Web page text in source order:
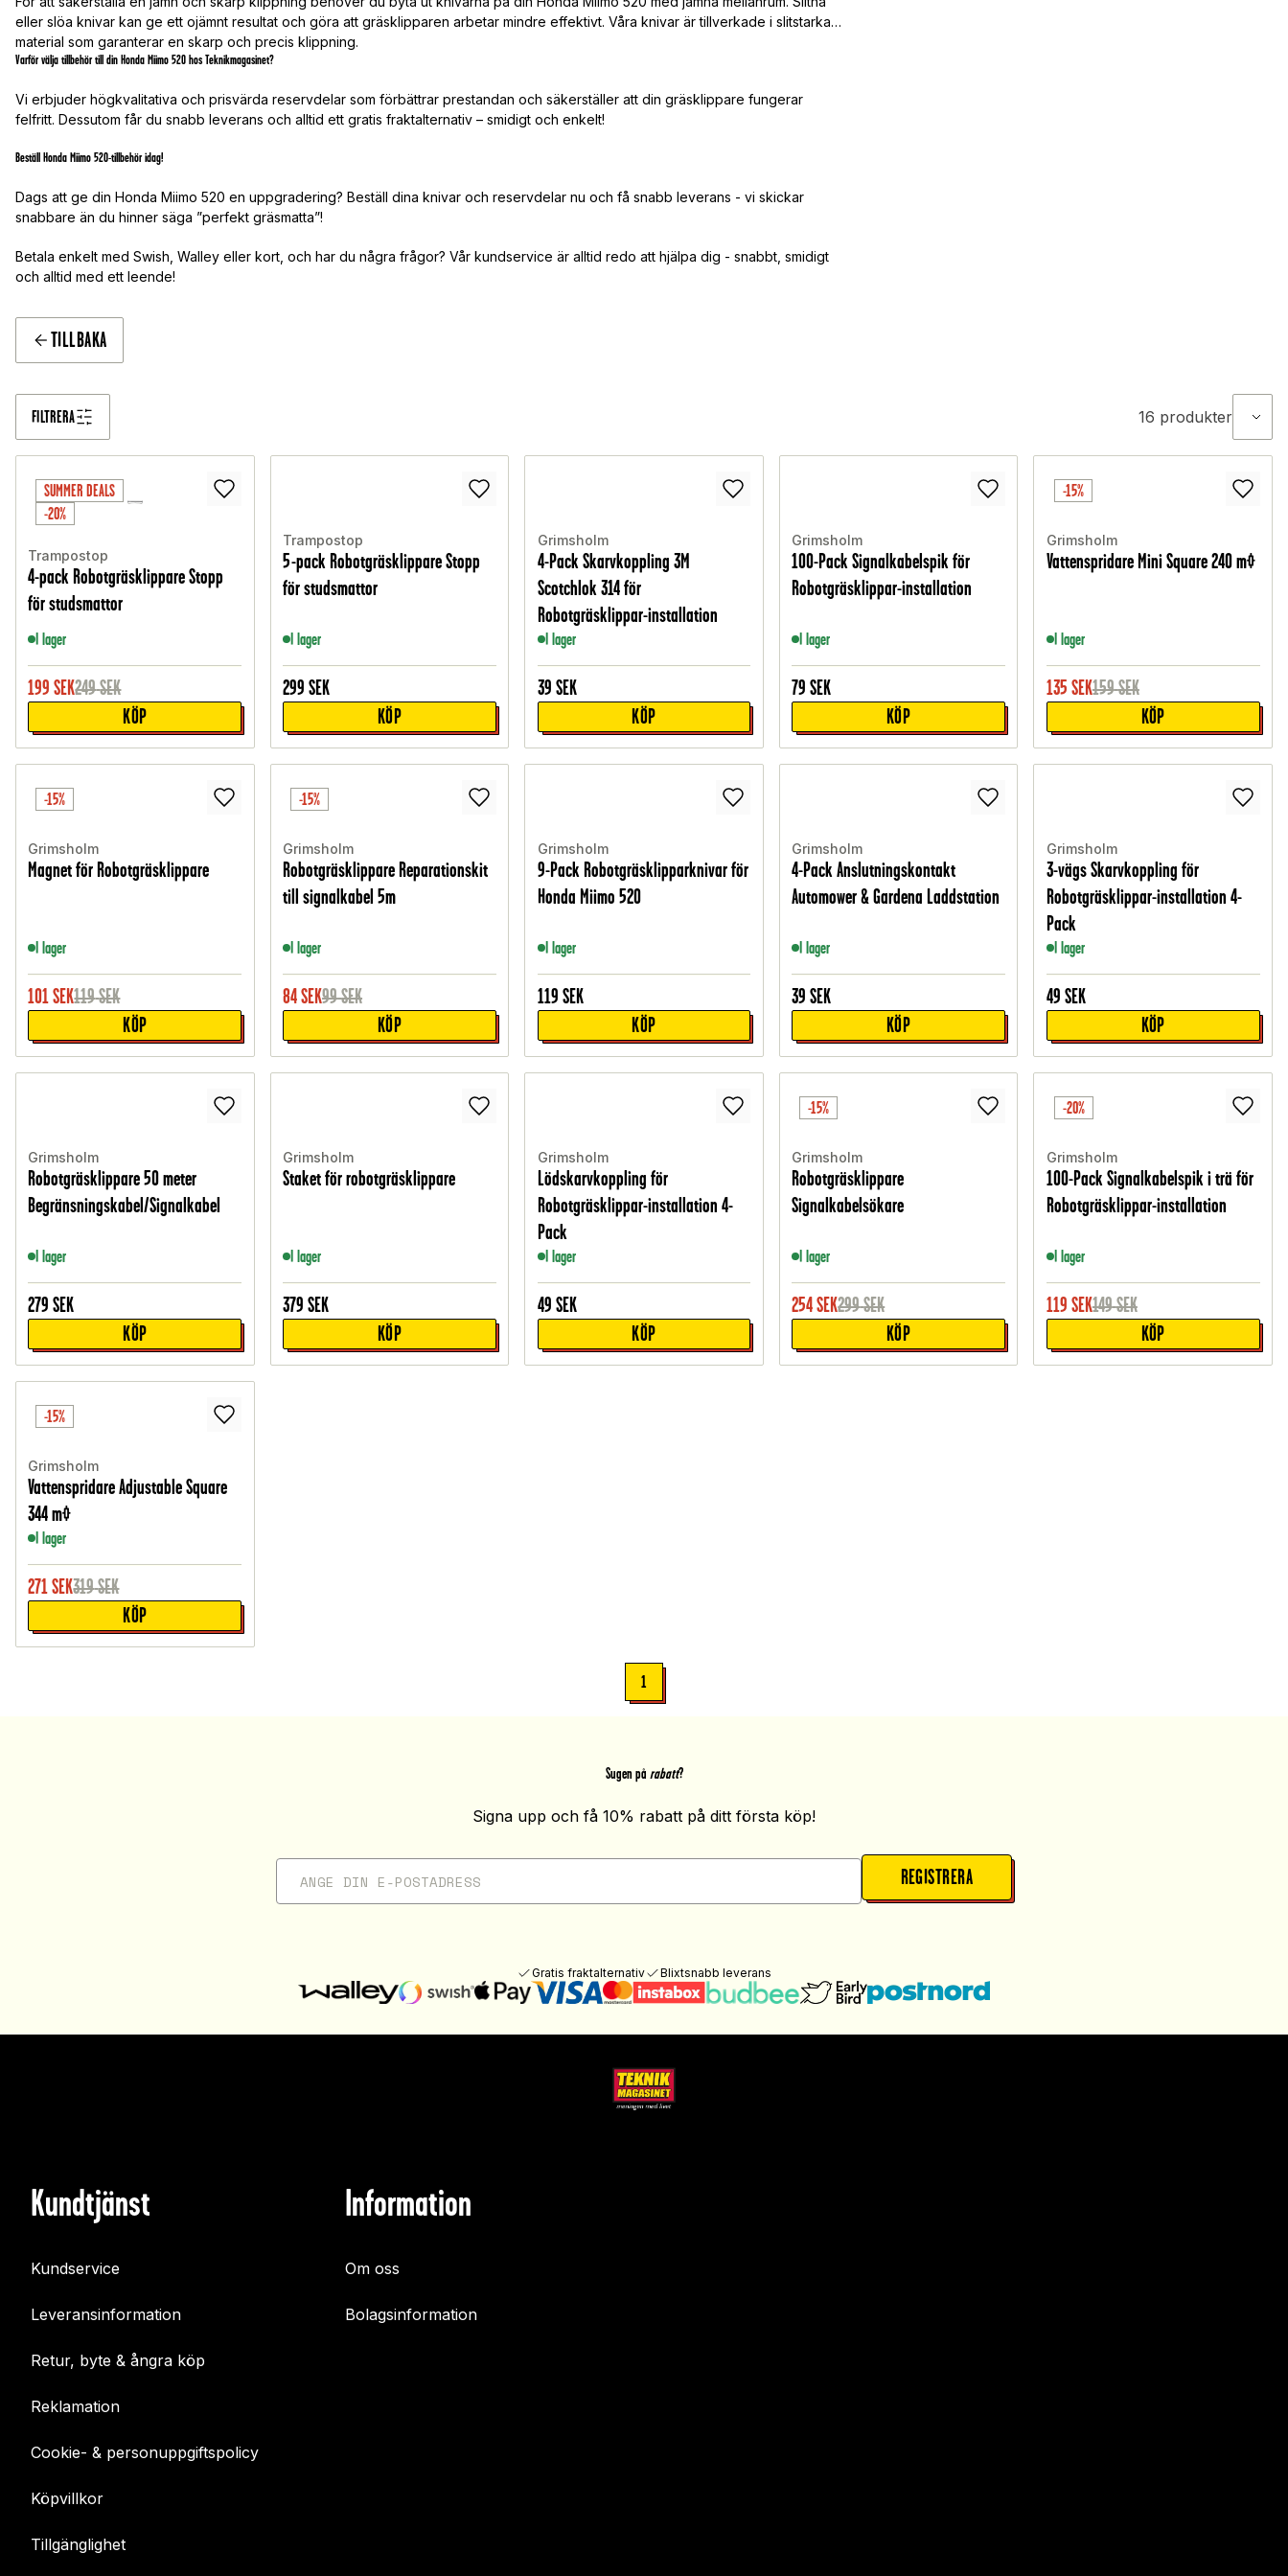
eller slöa knivar kan ge ett ojämnt resultat och göra att gräsklipparen arbetar mindre effektivt. Våra knivar är tillverkade i slitstarka
material som garanterar en skarp och precis klippning.
Varför välja tillbehör till din Honda Miimo 520 hos Teknikmagasinet?
Vi erbjuder högkvalitativa och prisvärda reservdelar som förbättrar prestandan och säkerställer att din gräsklippare fungerar
felfritt. Dessutom får du snabb leverans och alltid ett gratis fraktalternativ – smidigt och enkelt!
Beställ Honda Miimo 520-tillbehör idag!
Dags att ge din Honda Miimo 520 en uppgradering? Beställ dina knivar och reservdelar nu och få snabb leverans - vi skickar
snabbare än du hinner säga ”perfekt gräsmatta”!
Betala enkelt med Swish, Walley eller kort, och har du några frågor? Vår kundservice är alltid redo att hjälpa dig - snabbt, smidigt
och alltid med ett leende!
TILLBAKA
FILTRERA 16 produkter
SUMMER DEALS
-20%
Trampostop
4-pack Robotgräsklippare Stopp
för studsmattor
I lager
199 SEK249SEK
KÖP
Trampostop
5-pack Robotgräsklippare Stopp
för studsmattor
I lager
299 SEK
KÖP
Grimsholm
4-Pack Skarvkoppling 3M
Scotchlok 314 för
Robotgräsklippar-installation
I lager
39 SEK
KÖP
Grimsholm
100-Pack Signalkabelspik för
Robotgräsklippar-installation
I lager
79 SEK
KÖP
-15%
Grimsholm
Vattenspridare Mini Square 240 m²
I lager
135 SEK159SEK
KÖP
-15%
Grimsholm
Magnet för Robotgräsklippare
I lager
101SEK119SEK
KÖP
-15%
Grimsholm
Robotgräsklippare Reparationskit
till signalkabel 5m
I lager
84SEK99SEK
KÖP
Grimsholm
9-Pack Robotgräsklipparknivar för
Honda Miimo 520
I lager
119 SEK
KÖP
Grimsholm
4-Pack Anslutningskontakt
Automower & Gardena Laddstation
I lager
39 SEK
KÖP
Grimsholm
3-vägs Skarvkoppling för
Robotgräsklippar-installation 4-
Pack
I lager
49 SEK
KÖP
Grimsholm
Robotgräsklippare 50 meter
Begränsningskabel/Signalkabel
I lager
279 SEK
KÖP
Grimsholm
Staket för robotgräsklippare
I lager
379 SEK
KÖP
Grimsholm
Lödskarvkoppling för
Robotgräsklippar-installation 4-
Pack
I lager
49 SEK
KÖP
-15%
Grimsholm
Robotgräsklippare
Signalkabelsökare
I lager
254SEK299SEK
KÖP
-20%
Grimsholm
100-Pack Signalkabelspik i trä för
Robotgräsklippar-installation
I lager
119 SEK149SEK
KÖP
-15%
Grimsholm
Vattenspridare Adjustable Square
344 m²
I lager
271SEK319SEK
KÖP
1
Sugen på rabatt?
Signa upp och få 10% rabatt på ditt första köp!
REGISTRERA
Gratis fraktalternativ Blixtsnabb leverans
Kundtjänst
Kundservice
Leveransinformation
Retur, byte & ångra köp
Reklamation
Cookie- & personuppgiftspolicy
Köpvillkor
Tillgänglighet
Information
Om oss
Bolagsinformation